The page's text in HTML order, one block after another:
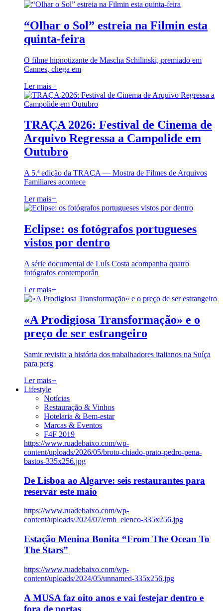
“Olhar o Sol” estreia na Filmin esta
quinta-feira
O filme hipnotizante de Mascha Schilinski, premiado em
Cannes, chega em
Ler mais+
TRAÇA 2026: Festival de Cinema de
Arquivo Regressa a Campolide em
Outubro
A 5.ª edição da TRAÇA — Mostra de Filmes de Arquivos
Familiares acontece
Ler mais+
Eclipse: os fotógrafos portugueses
vistos por dentro
A série documental de Luís Costa acompanha quatro
fotógrafos contemporân
Ler mais+
«A Prodigiosa Transformação» e o
preço de ser estrangeiro
Samir revisita a história dos trabalhadores italianos na Suíça
para perg
Ler mais+
Lifestyle
Notícias
Restauração & Vinhos
Hotelaria & Bem-estar
Marcas & Eventos
F4F 2019
https://www.ruadebaixo.com/wp-
content/uploads/2026/05/broto-chiado-prato-pedro-pena-
bastos-335x256.jpg
De Lisboa ao Algarve: seis restaurantes para
reservar este maio
https://www.ruadebaixo.com/wp-
content/uploads/2024/07/emb_elenco-335x256.jpg
Estação Menina Bonita “From The Ocean To
The Stars”
https://www.ruadebaixo.com/wp-
content/uploads/2024/05/unnamed-335x256.jpg
A MUSA faz oito anos e vai festejar dentro e
fora de portas